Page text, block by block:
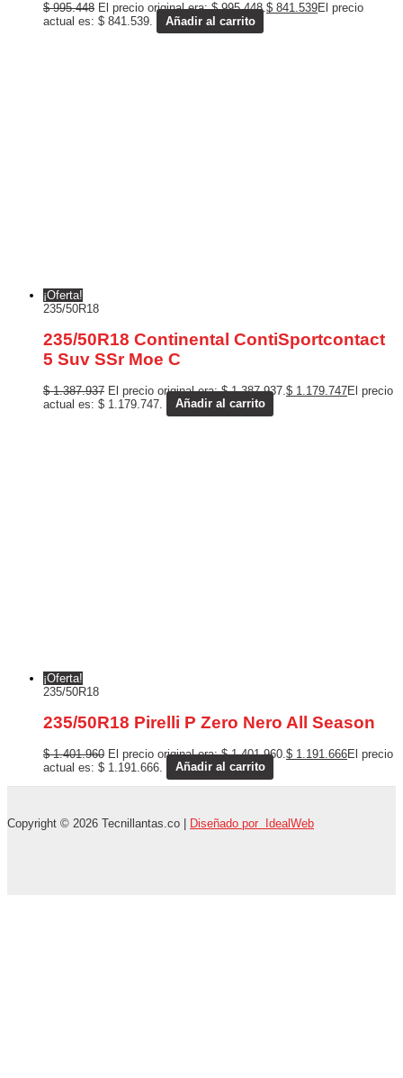
$995.448 El precio original era: $ 995.448.$ 841.539El precio
actual es: $ 841.539.
Añadir al carrito
¡Oferta!
235/50R18
235/50R18 Continental ContiSportcontact
5 Suv SSr Moe C
$1.387.937 El precio original era: $ 1.387.937. $ 1.179.747El precio
actual es: $ 1.179.747.
Añadir al carrito
¡Oferta!
235/50R18
235/50R18 Pirelli P Zero Nero All Season
$1.401.960 El precio original era: $ 1.401.960. $ 1.191.666El precio
actual es: $ 1.191.666.
Añadir al carrito
Copyright © 2026 Tecnillantas.co | Diseñado por IdealWeb